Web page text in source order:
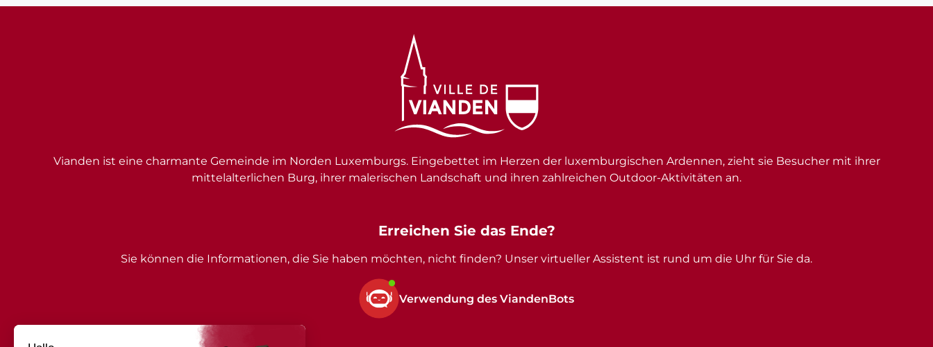
Erreichen Sie das Ende?
Sie können die Informationen, die Sie haben möchten, nicht finden? Unser virtueller Assistent ist rund um die Uhr für Sie da.
Verwendung des ViandenBots
Vianden ist eine charmante Gemeinde im Norden Luxemburgs. Eingebettet im Herzen der luxemburgischen Ardennen, zieht sie Besucher mit ihrer
mittelalterlichen Burg, ihrer malerischen Landschaft und ihren zahlreichen Outdoor-Aktivitäten an.